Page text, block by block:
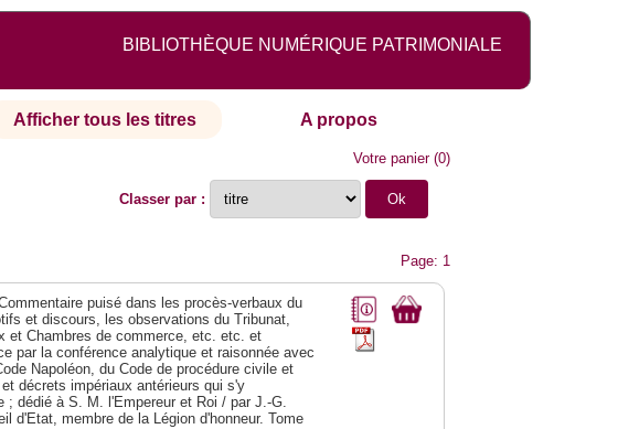
BIBLIOTHÈQUE NUMÉRIQUE PATRIMONIALE
Afficher tous les titres A propos
Votre panier(0)
Classer par :
Page: 1
puisé dans les procès-verbaux du
et discours, les observations du Tribunat,
et Chambres de commerce, etc. etc. et
par la conférence analytique et raisonnée avec
Napoléon, du Code de procédure civile et
décrets impériaux antérieurs qui s'y
; dédié à S. M. l'Empereur et Roi / par J.-G.
d'Etat, membre de la Légion d'honneur. Tome